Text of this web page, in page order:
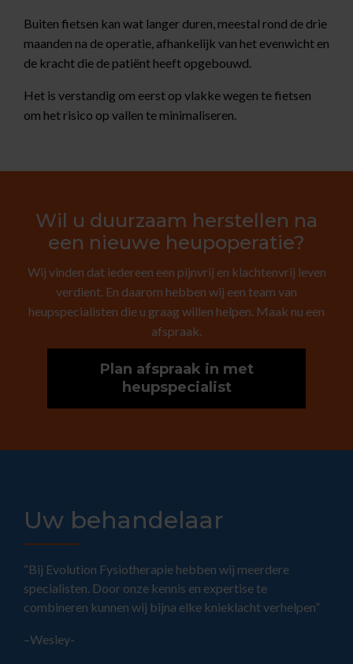
Buiten fietsen kan wat langer duren, meestal rond de drie
maanden na de operatie, afhankelijk van het evenwicht en
de kracht die de patiënt heeft opgebouwd.
Het is verstandig om eerst op vlakke wegen te fietsen
om het risico op vallen te minimaliseren.
Wil u duurzaam herstellen na
een nieuwe heupoperatie?
Wij vinden dat iedereen een pijnvrij en klachtenvrij leven
verdient. En daarom hebben wij een team van
heupspecialisten die u graag willen helpen. Maak nu een
afspraak.
Plan afspraak in met
heupspecialist
Uw behandelaar
“Bij Evolution Fysiotherapie hebben wij meerdere
specialisten. Door onze kennis en expertise te
combineren kunnen wij bijna elke knieklacht verhelpen”
–Wesley-